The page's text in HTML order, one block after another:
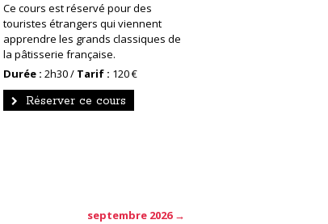
Ce cours est réservé pour des
touristes étrangers qui viennent
apprendre les grands classiques de
la pâtisserie française.
Durée : 2h30 / Tarif : 120 €
Réserver ce cours
septembre 2026 →